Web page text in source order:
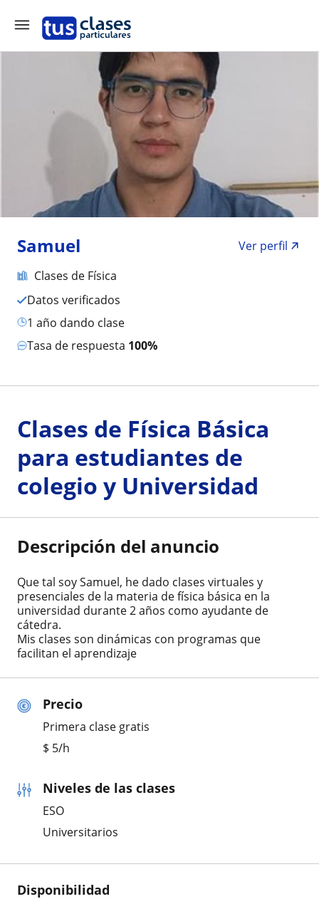
Samuel
Ver perfil
Clases de Física
Datos verificados
1 año dando clase
Tasa de respuesta 100%
Precio
Primera clase gratis
$ 5/h
Niveles de las clases
ESO
Universitarios
Disponibilidad
Clases de Física Básica
para estudiantes de
colegio y Universidad
Descripción del anuncio
Que tal soy Samuel, he dado clases virtuales y
presenciales de la materia de física básica en la
universidad durante 2 años como ayudante de
cátedra.
Mis clases son dinámicas con programas que
facilitan el aprendizaje